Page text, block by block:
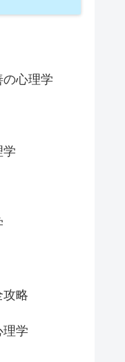
心理学
学
攻略
理学